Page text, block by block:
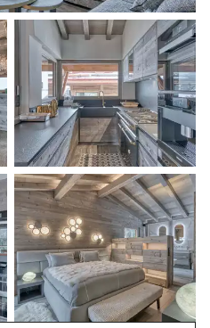
Master
Douche
Vasque double
Lit double inséparable
160x200